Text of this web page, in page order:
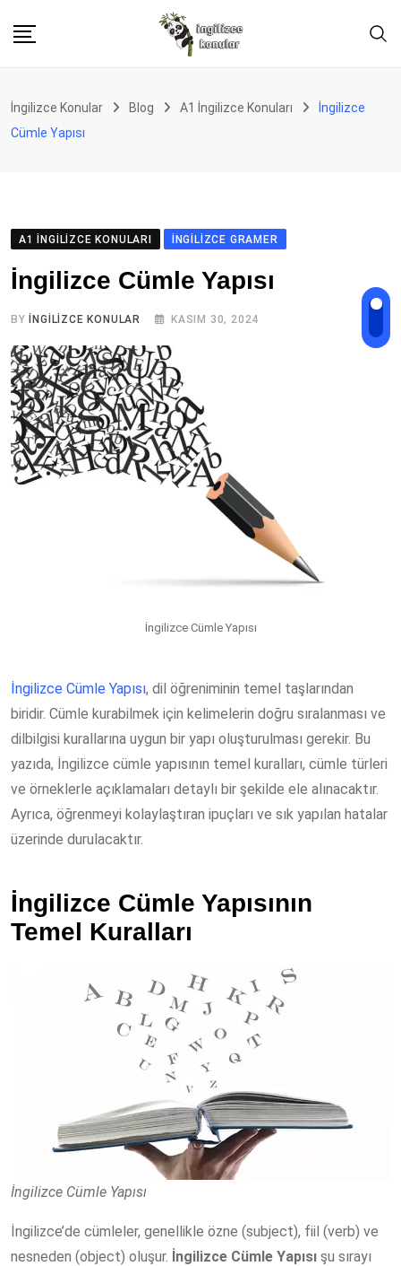
İngilizce Konular Blog A1 İngilizce Konuları
İngilizce
Cümle Yapısı
A1 İNGILIZCE KONULARI İNGILIZCE GRAMER
İngilizce Cümle Yapısı
BY İNGILIZCE KONULAR KASIM 30, 2024
İngilizce Cümle Yapısı
İngilizce Cümle Yapısı, dil öğreniminin temel taşlarından
biridir. Cümle kurabilmek için kelimelerin doğru sıralanması ve
dilbilgisi kurallarına uygun bir yapı oluşturulması gerekir. Bu
yazıda, İngilizce cümle yapısının temel kuralları, cümle türleri
ve örneklerle açıklamaları detaylı bir şekilde ele alınacaktır.
Ayrıca, öğrenmeyi kolaylaştıran ipuçları ve sık yapılan hatalar
üzerinde durulacaktır.
İngilizce Cümle Yapısının
Temel Kuralları
İngilizce Cümle Yapısı
İngilizce’de cümleler, genellikle özne (subject), fiil (verb) ve
nesneden (object) oluşur. İngilizce Cümle Yapısı şu sırayı